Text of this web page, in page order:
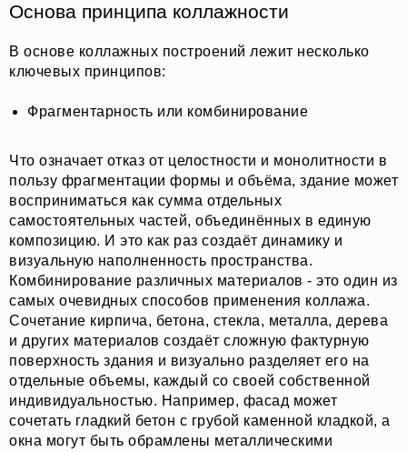
Основа принципа коллажности
В основе коллажных построений лежит несколько
ключевых принципов:
Фрагментарность или комбинирование
Что означает отказ от целостности и монолитности в
пользу фрагментации формы и объёма, здание может
восприниматься как сумма отдельных
самостоятельных частей, объединённых в единую
композицию. И это как раз создаёт динамику и
визуальную наполненность пространства.
Комбинирование различных материалов - это один из
самых очевидных способов применения коллажа.
Сочетание кирпича, бетона, стекла, металла, дерева
и других материалов создаёт сложную фактурную
поверхность здания и визуально разделяет его на
отдельные объемы, каждый со своей собственной
индивидуальностью. Например, фасад может
сочетать гладкий бетон с грубой каменной кладкой, а
окна могут быть обрамлены металлическими